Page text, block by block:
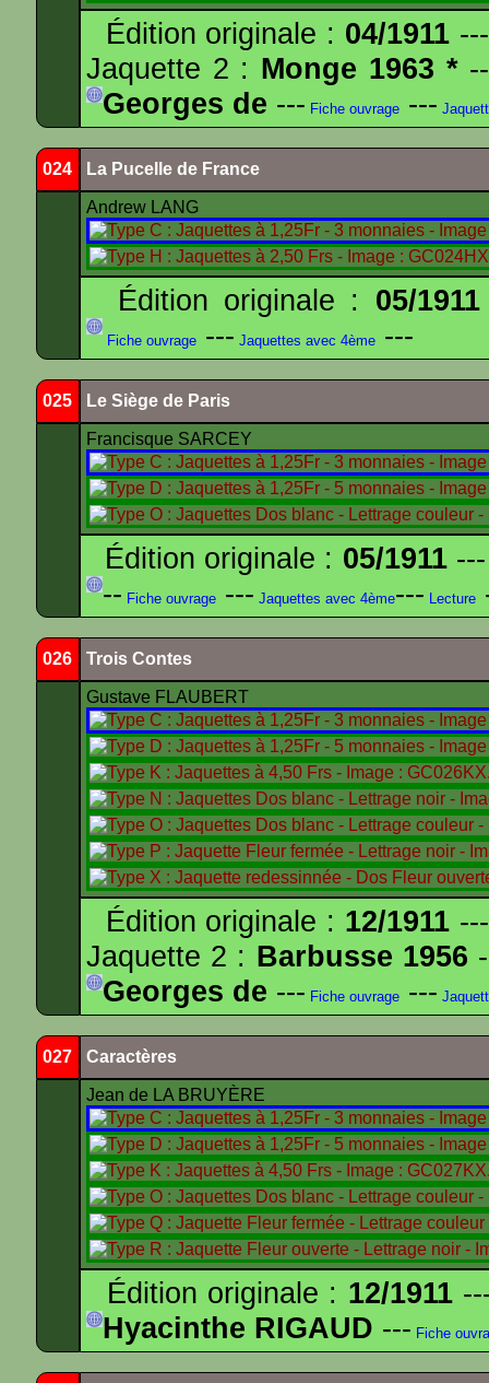
Édition originale : 04/1911
Jaquette 2 : Monge 1963 *
Georges de --- Fiche ouvrage ---
024 La Pucelle de France
Andrew LANG
Édition originale : 05/1911
Fiche ouvrage --- Jaquettes avec 4ème ---
025 Le Siège de Paris
Francisque SARCEY
Édition originale : 05/1911---
-- Fiche ouvrage --- Jaquettes avec 4ème--- Lecture
026 Trois Contes
Gustave FLAUBERT
Édition originale : 12/1911
Jaquette 2 : Barbusse 1956
Georges de --- Fiche ouvrage ---
027 Caractères
Jean de LA BRUYÈRE
Édition originale : 12/1911
Hyacinthe RIGAUD --- Fiche